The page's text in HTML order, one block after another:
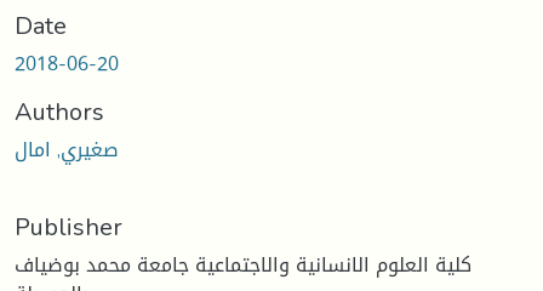
Date
2018-06-20
Authors
صغيري, امال
Publisher
كلية العلوم الانسانية والاجتماعية جامعة محمد بوضياف